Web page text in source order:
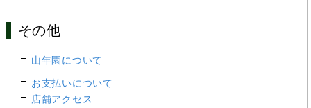
その他
山年園について
お支払いについて
店舗アクセス